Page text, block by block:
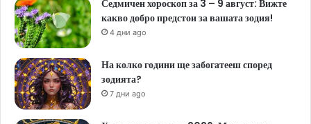
Седмичен хороскоп за 3 – 9 август: Вижте
какво добро предстои за вашата зодия!
4 дни ago
На колко години ще забогатееш според
зодията?
7 дни ago